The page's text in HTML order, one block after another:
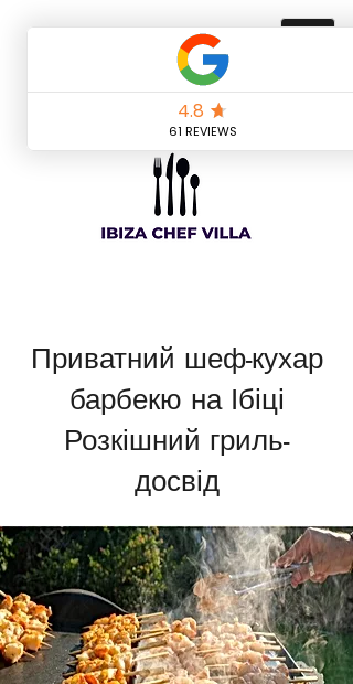
Приватний шеф-кухар
барбекю на Ібіці
Розкішний гриль-
досвід